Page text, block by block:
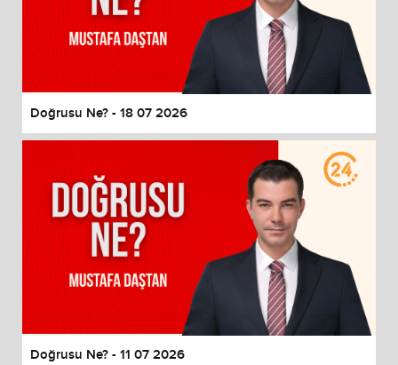
Doğrusu Ne? - 18 07 2026
Doğrusu Ne? - 11 07 2026